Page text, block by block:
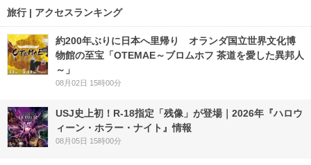
旅行 | アクセスランキング
約200年ぶりに日本へ里帰り オランダ国立世界文化博
物館の至宝「OTEMAE～ブロムホフ 茶道を愛した異邦人
～」
08月02日 15時00分
USJ史上初！R-18指定「残像」が登場｜2026年『ハロウ
ィーン・ホラー・ナイト』情報
08月05日 15時00分